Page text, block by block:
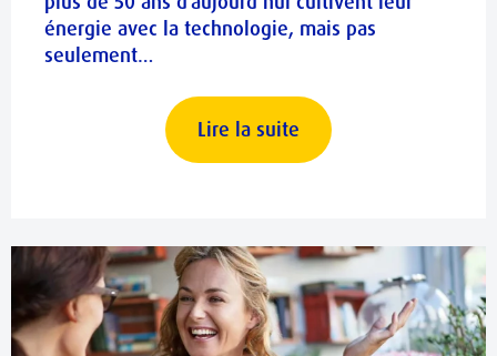
énergie avec la technologie, mais pas
seulement…
Lire la suite